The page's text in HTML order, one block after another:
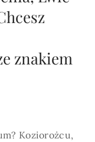
znakiem
Koziorożcu,